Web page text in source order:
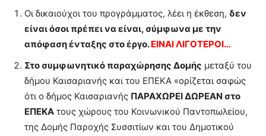
Οι δικαιούχοι του προγράμματος, λέει η έκθεση, δεν
είναι όσοι πρέπει να είναι, σύμφωνα με την
απόφαση ένταξης στο έργο.ΕΙΝΑΙ ΛΙΓΟΤΕΡΟΙ…
Στο συμφωνητικό παραχώρησης Δομής μεταξύ του
δήμου Καισαριανής και του ΕΠΕΚΑ «ορίζεται σαφώς
ότι ο δήμος Καισαριανής ΠΑΡΑΧΩΡΕΙ ΔΩΡΕΑΝ στο
ΕΠΕΚΑ τους χώρους του Κοινωνικού Παντοπωλείου,
της Δομής Παροχής Συσσιτίων και του Δημοτικού